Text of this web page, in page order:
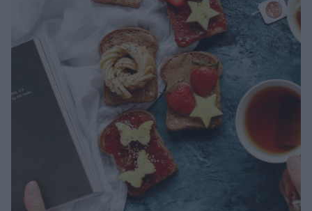
Υγεία + Διατροφή
Σχέσεις & Σεξ
Woman Power
Real Women